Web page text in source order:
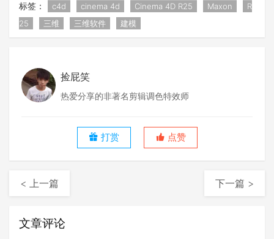
标签： c4d cinema 4d Cinema 4D R25 Maxon
R
25
三维 三维软件 建模
捡屁笑
热爱分享的非著名剪辑调色特效师
打赏 点赞
< 上一篇 下一篇 >
文章评论